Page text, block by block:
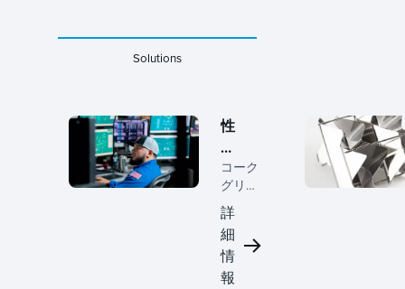
Solutions
性
能
最
適
化
コーク
グリッ
チ
(Koch-
Glitsch)
の物質
移動と
詳
細
情
報